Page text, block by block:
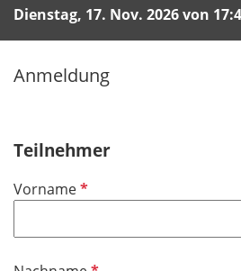
Dienstag, 17. Nov. 2026 von
Anmeldung
Teilnehmer
VornameP